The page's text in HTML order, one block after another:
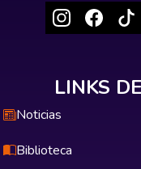
LINKS
Noticias
Biblioteca